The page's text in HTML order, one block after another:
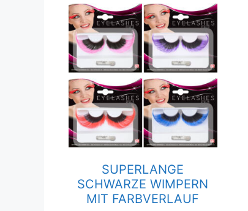
SUPERLANGE
SCHWARZE WIMPERN
MIT FARBVERLAUF